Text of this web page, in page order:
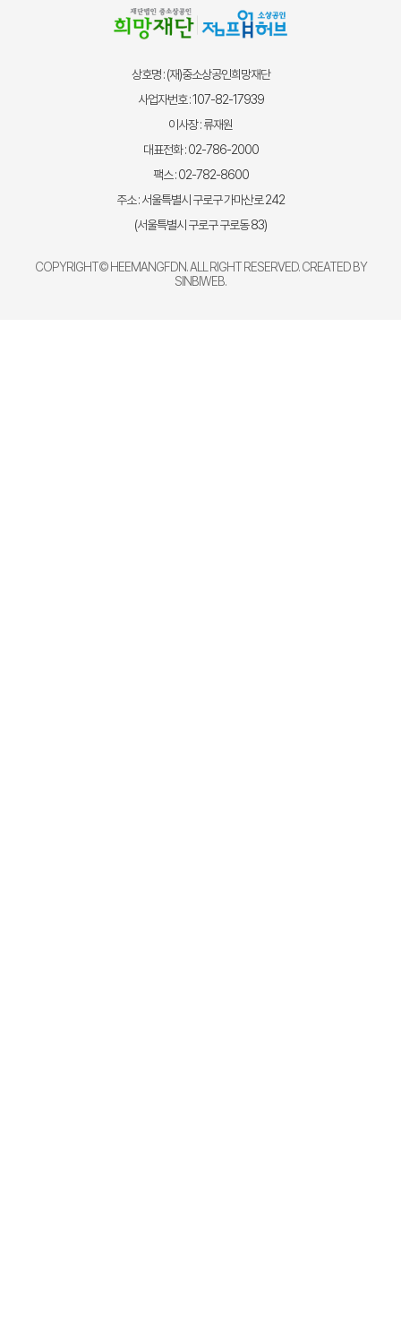
상호명 : (재)중소상공인희망재단
사업자번호 : 107-82-17939
이사장 : 류재원
대표전화 : 02-786-2000
팩스 : 02-782-8600
주소 : 서울특별시 구로구 가마산로 242
(서울특별시 구로구 구로동 83)
COPYRIGHT© HEEMANGFDN. ALL RIGHT RESERVED. CREATED BY
SINBIWEB.